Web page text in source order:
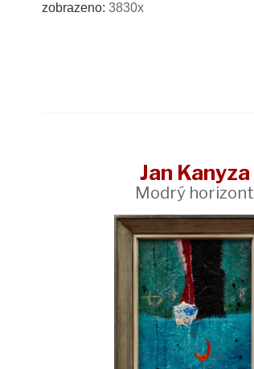
zobrazeno: 3830x
Jan Kanyza
Modrý horizont